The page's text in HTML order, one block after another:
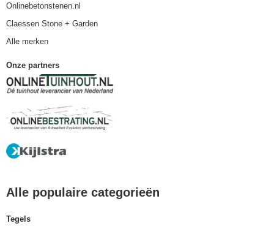
Onlinebetonstenen.nl
Claessen Stone + Garden
Alle merken
Onze partners
Alle populaire categorieën
Tegels